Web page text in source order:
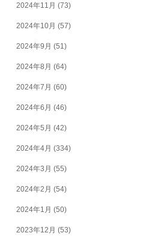
2024年11月 (73)
2024年10月 (57)
2024年9月 (51)
2024年8月 (64)
2024年7月 (60)
2024年6月 (46)
2024年5月 (42)
2024年4月 (334)
2024年3月 (55)
2024年2月 (54)
2024年1月 (50)
2023年12月 (53)